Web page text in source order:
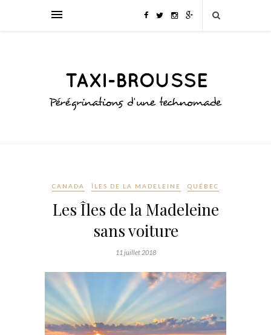
CANADA ÎLES DE LA MADELEINE QUÉBEC
Les Îles de la Madeleine
sans voiture
11 juillet 2018